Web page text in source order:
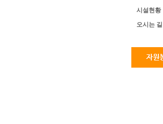
시설현황
오시는 길